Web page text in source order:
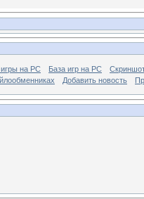
на PC База игр на РС
Добавить новость